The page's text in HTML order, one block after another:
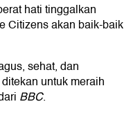
hati tinggalkan
Citizens akan baik-baik
sehat, dan
untuk meraih
BBC.